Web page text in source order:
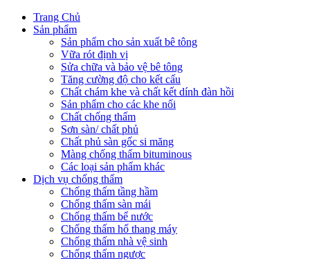
Trang Chủ
Sản phẩm
Sản phẩm cho sản xuất bê tông
Vữa rót định vị
Sửa chữa và bảo vệ bê tông
Tăng cường độ cho kết cấu
Chất chám khe và chất kết dính đàn hồi
Sản phẩm cho các khe nối
Chất chống thấm
Sơn sàn/ chất phủ
Chất phủ sàn gốc si măng
Màng chống thấm bituminous
Các loại sản phẩm khác
Dịch vụ chống thấm
Chống thấm tầng hầm
Chống thấm sàn mái
Chống thấm bể nước
Chống thấm hố thang máy
Chống thấm nhà vệ sinh
Chống thấm ngược